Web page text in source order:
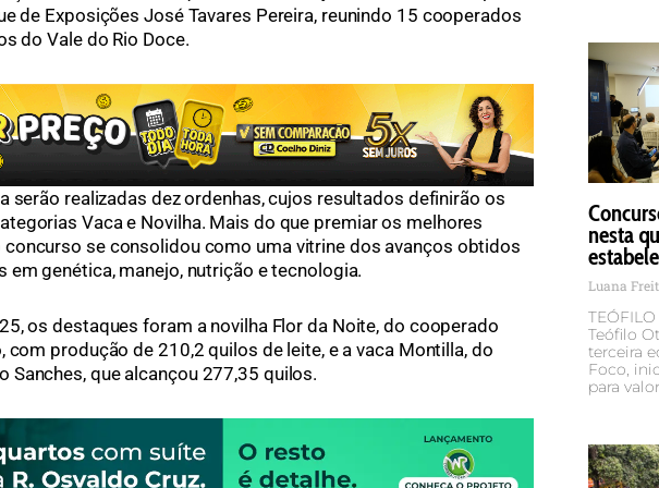
de Exposições José Tavares Pereira, reunindo 15 cooperados
do Vale do Rio Doce.
serão realizadas dez ordenhas, cujos resultados definirão os
Vaca e Novilha. Mais do que premiar os melhores
concurso se consolidou como uma vitrine dos avanços obtidos
em genética, manejo, nutrição e tecnologia.
os destaques foram a novilha Flor da Noite, do cooperado
com produção de 210,2 quilos de leite, e a vaca Montilla, do
Sanches, que alcançou 277,35 quilos.
nesta
Luana
Teófilo
terceira
Foco,
para